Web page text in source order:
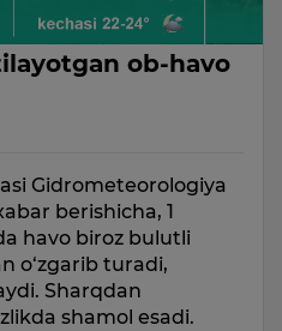
ob-havo
Gidrometeorologiya
berishicha, 1
havo biroz bulutli
o‘zgarib turadi,
Sharqdan
shamol esadi.